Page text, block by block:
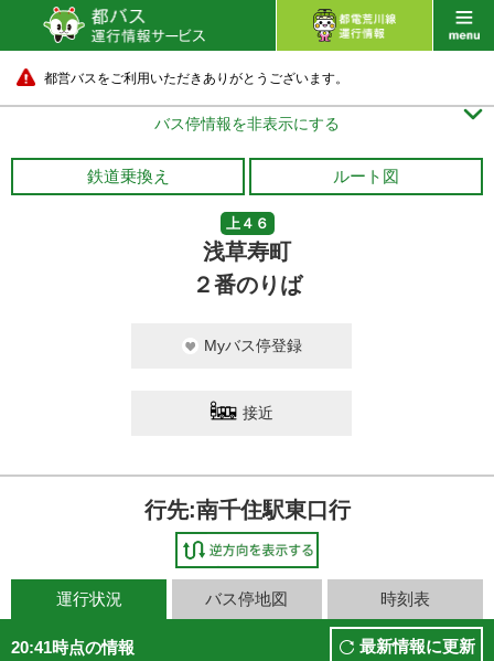
都営バスをご利用いただきありがとうございます。
バス停情報を非表示にする 
鉄道乗換え ルート図
上４６
浅草寿町
２番のりば
Myバス停登録
接近
行先:南千住駅東口行
運行状況 バス停地図 時刻表
20:41時点の情報 最新情報に更新